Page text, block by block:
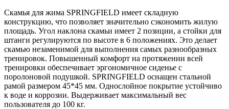
Скамья для жима SPRINGFIELD имеет складную
конструкцию, что позволяет значительно сэкономить жилую
площадь. Угол наклона скамьи имеет 2 позиции, а стойки для
штанги регулируются по высоте в 6 положениях. Это делает
скамью незаменимой для выполнения самых разнообразных
тренировок. Повышенный комфорт на протяжении всей
тренировки обеспечивает эргономичное сиденье с
поролоновой подушкой. SPRINGFIELD оснащен стальной
рамой размером 45*45 мм. Однослойное покрытие устойчиво
к воде и коррозии. Выдерживает максимальный вес
пользователя до 100 кг.